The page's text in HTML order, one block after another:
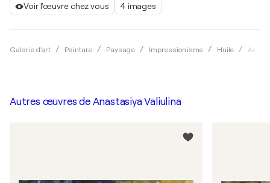
Voir l'œuvre chez vous 4 images
Galerie d'art Peinture Paysage Impressionisme Huile
Autres œuvres de Anastasiya Valiulina